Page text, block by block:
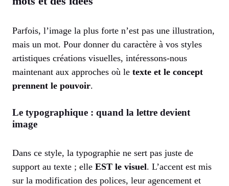
Parfois, l’image la plus forte n’est pas une illustration,
mais un mot. Pour donner du caractère à vos styles
artistiques créations visuelles, intéressons-nous
maintenant aux approches où le texte et le concept
prennent le pouvoir.
Le typographique : quand la lettre devient
image
Dans ce style, la typographie ne sert pas juste de
support au texte ; elle EST le visuel. L’accent est mis
sur la modification des polices, leur agencement et